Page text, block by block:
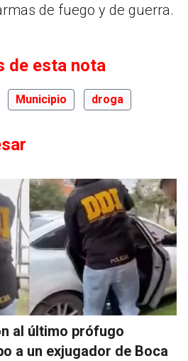
de fuego y de guerra.
de esta nota
Municipio droga
al último prófugo
a un exjugador de Boca